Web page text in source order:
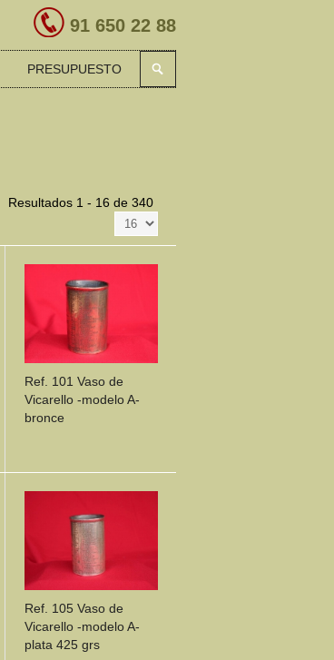
PRESUPUESTO
91 650 22 88
Resultados 1 - 16 de 340
Ref. 101 Vaso de
Vicarello -modelo A-
bronce
Ref. 105 Vaso de
Vicarello -modelo A-
plata 425 grs